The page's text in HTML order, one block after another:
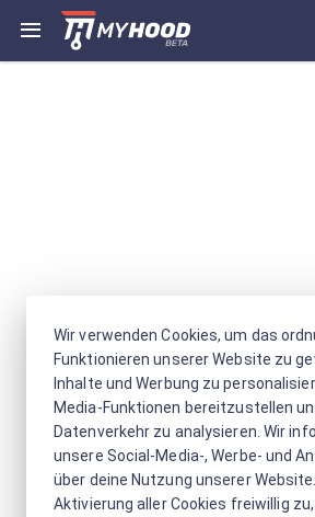
Wir verwenden Cookies, um das
Funktionieren unserer Website zu
Inhalte und Werbung zu
Media-Funktionen bereitzustellen
Datenverkehr zu analysieren. Wir
unsere Social-Media-, Werbe- und
über deine Nutzung unserer
Aktivierung aller Cookies freiwillig